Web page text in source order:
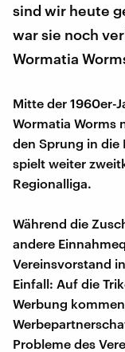
sind wir heute
war sie noch
Wormatia
Mitte der 1960er-
Wormatia Worms
den Sprung in
spielt weiter
Regionalliga.
Während die
andere
Vereinsvorstand
Einfall: Auf die
Werbung
Probleme des